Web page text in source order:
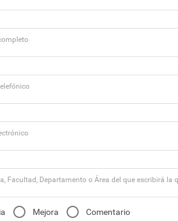
Facultad, Departamento o Área del que escribirá
Mejora Comentario